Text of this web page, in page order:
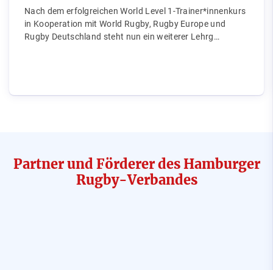
Nach dem erfolgreichen World Level 1-Trainer*innenkurs
in Kooperation mit World Rugby, Rugby Europe und
Rugby Deutschland steht nun ein weiterer Lehrg…
Partner und Förderer des Hamburger
Rugby-Verbandes